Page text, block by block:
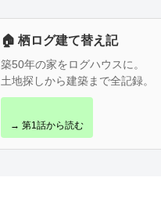
🏠 栖ログ建て替え記
築50年の家をログハウスに。
土地探しから建築まで全記録。
→ 第1話から読む